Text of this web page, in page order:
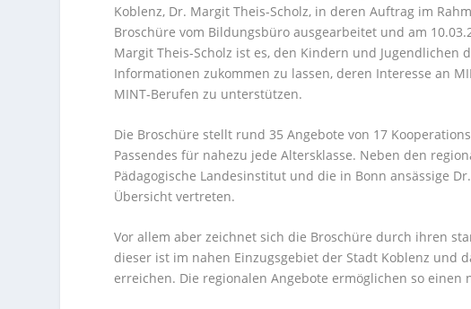
Koblenz, Dr. Margit Theis-Scholz, in deren Auftrag im
Broschüre vom Bildungsbüro ausgearbeitet und am
Margit Theis-Scholz ist es, den Kindern und
Informationen zukommen zu lassen, deren Interesse an
MINT-Berufen zu unterstützen.
Die Broschüre stellt rund 35 Angebote von 17
Passendes für nahezu jede Altersklasse. Neben den
Pädagogische Landesinstitut und die in Bonn ansässige
Übersicht vertreten.
Vor allem aber zeichnet sich die Broschüre durch ihren
dieser ist im nahen Einzugsgebiet der Stadt Koblenz und
erreichen. Die regionalen Angebote ermöglichen so